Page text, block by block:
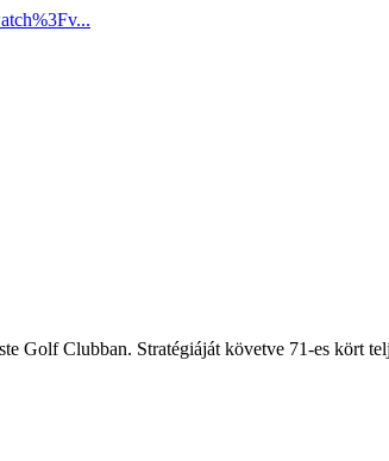
Golf Clubban. Stratégiáját követve 71-es kört